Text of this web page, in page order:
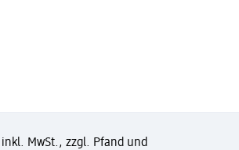
MwSt., zzgl. Pfand und